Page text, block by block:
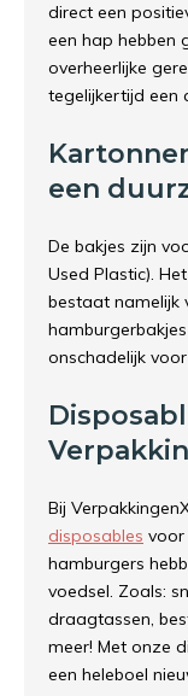
direct een
een hap hebben
overheerlijke
tegelijkertijd een
een
De bakjes zijn
Used Plastic).
bestaat namelijk
onschadelijk
Bij
disposables voor
hamburgers
voedsel. Zoals:
draagtassen,
meer! Met onze
een heleboel